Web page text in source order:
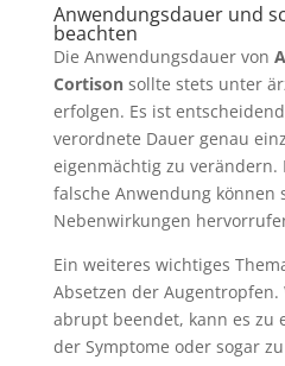
Anwendungsdauer und
beachten
Die Anwendungsdauer von
Cortisonsollte stets unter
erfolgen. Es ist
verordnete Dauer genau
eigenmächtig zu
falsche Anwendung können
Nebenwirkungen
Ein weiteres wichtiges
Absetzen der
abrupt beendet, kann es zu
der Symptome oder sogar